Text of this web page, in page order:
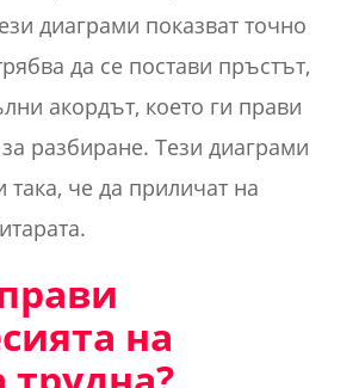
диаграми показват точно
да се постави пръстът,
акордът, което ги прави
разбиране. Тези диаграми
така, че да приличат на
на